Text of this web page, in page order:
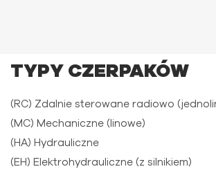
TYPY CZERPAKÓW
(RC) Zdalnie sterowane radiowo
(MC) Mechaniczne (linowe)
(HA) Hydrauliczne
(EH) Elektrohydrauliczne (z silnikiem)